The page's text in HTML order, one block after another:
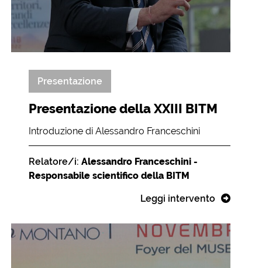
Presentazione
Presentazione della XXIII BITM
Introduzione di Alessandro Franceschini
Relatore/i: Alessandro Franceschini -
Responsabile scientifico della BITM
Leggi intervento